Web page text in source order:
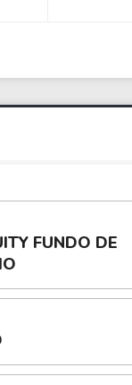
FUNDO DE